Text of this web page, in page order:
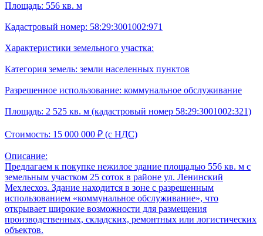
Площадь: 556 кв. м
Кадастровый номер: 58:29:3001002:971
Характеристики земельного участка:
Категория земель: земли населенных пунктов
Разрешенное использование: коммунальное обслуживание
Площадь: 2 525 кв. м (кадастровый номер 58:29:3001002:321)
Стоимость: 15 000 000 ₽ (с НДС)
Описание:
Предлагаем к покупке нежилое здание площадью 556 кв. м с
земельным участком 25 соток в районе ул. Ленинский
Мехлесхоз. Здание находится в зоне с разрешенным
использованием «коммунальное обслуживание», что
открывает широкие возможности для размещения
производственных, складских, ремонтных или логистических
объектов.